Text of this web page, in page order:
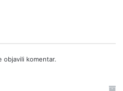
objavili komentar.